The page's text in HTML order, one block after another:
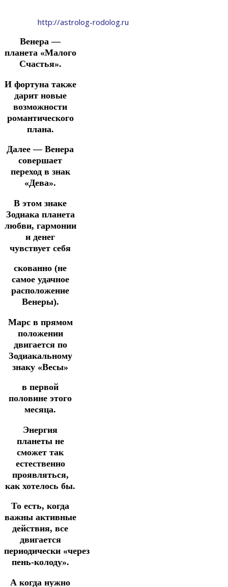
http://astrolog-rodolog.ru
Венера —
планета «Малого
Счастья».
И фортуна также
дарит новые
возможности
романтического
плана.
Далее — Венера
совершает
переход в знак
«Дева».
В этом знаке
Зодиака планета
любви, гармонии
и денег
чувствует себя
скованно (не
самое удачное
расположение
Венеры).
Марс в прямом
положении
двигается по
Зодиакальному
знаку «Весы»
в первой
половине этого
месяца.
Энергия
планеты не
сможет так
естественно
проявляться,
как хотелось бы.
То есть, когда
важны активные
действия, все
двигается
периодически «через
пень-колоду».
А когда нужно